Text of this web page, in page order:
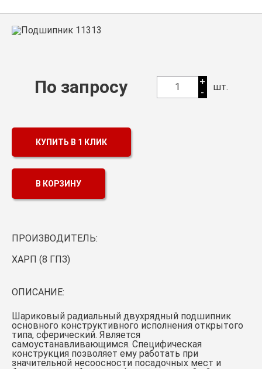
Подшипники в Самаре
Смазка
Контакты
По запросу 1
+
-
шт.
КУПИТЬ В 1 КЛИК
В КОРЗИНУ
ПРОИЗВОДИТЕЛЬ:
ХАРП (8 ГПЗ)
ОПИСАНИЕ:
Шариковый радиальный двухрядный подшипник
основного конструктивного исполнения открытого
типа, сферический. Является
самоустанавливающимся. Специфическая
конструкция позволяет ему работать при
значительной несоосности посадочных мест и